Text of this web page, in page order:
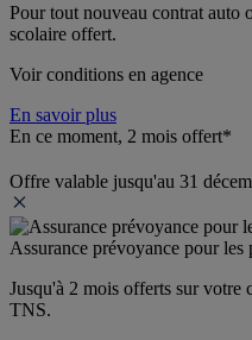
Pour tout nouveau contrat auto
scolaire offert.
Voir conditions en agence
En savoir plus
En ce moment, 2 mois offert*
Offre valable jusqu'au 31
Assurance prévoyance pour les
Jusqu'à 2 mois offerts sur votre
TNS.